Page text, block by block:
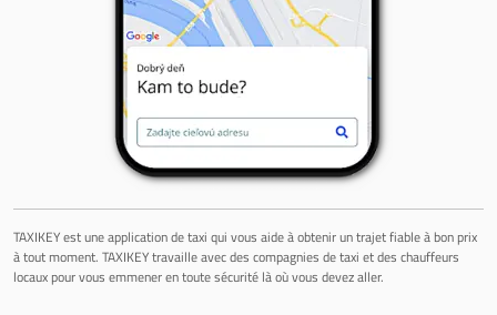
TAXIKEY est une application de taxi qui vous aide à obtenir un trajet fiable à bon prix
à tout moment. TAXIKEY travaille avec des compagnies de taxi et des chauffeurs
locaux pour vous emmener en toute sécurité là où vous devez aller.